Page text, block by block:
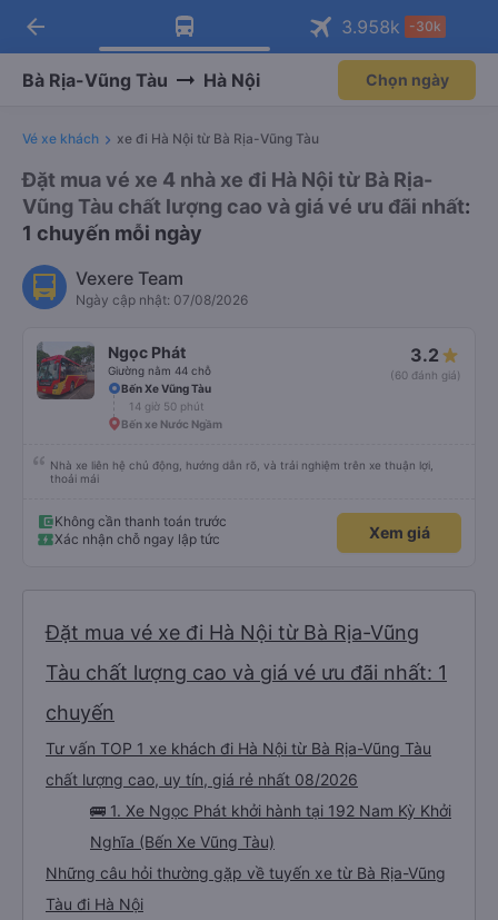
Tải app Vexere ngay!
Nhận ưu đãi thành viên độc
Mở app
Tải app Vexere
-30k/ghế khi đặt vé máy bay qua
Mở app
arrow_back 3.958k -30k
Bà Rịa-Vũng Tàu Hà Nội Chọn ngày
Vé xe khách xe đi Hà Nội từ Bà Rịa-Vũng Tàu
Đặt mua vé xe 4 nhà xe đi Hà Nội từ Bà Rịa-
Vũng Tàu chất lượng cao và giá vé ưu đãi nhất:
1 chuyến mỗi ngày
Vexere Team
Ngày cập nhật: 07/08/2026
Ngọc Phát
Giường nằm 44 chỗ
3.2
(60 đánh giá)
Bến Xe Vũng Tàu
14 giờ 50 phút
Bến xe Nước Ngầm
Nhà xe liên hệ chủ động, hướng dẫn rõ, và trải nghiệm trên xe thuận lợi,
thoải mái
Không cần thanh toán trước
Xác nhận chỗ ngay lập tức
Xem giá
Đặt mua vé xe đi Hà Nội từ Bà Rịa-Vũng
Tàu chất lượng cao và giá vé ưu đãi nhất: 1
chuyến
Tư vấn TOP 1 xe khách đi Hà Nội từ Bà Rịa-Vũng Tàu
chất lượng cao, uy tín, giá rẻ nhất 08/2026
🚌 1. Xe Ngọc Phát khởi hành tại 192 Nam Kỳ Khởi
Nghĩa (Bến Xe Vũng Tàu)
Những câu hỏi thường gặp về tuyến xe từ Bà Rịa-Vũng
Tàu đi Hà Nội